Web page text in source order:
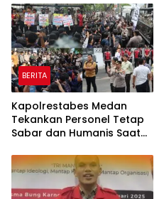
Pesisir di Tiga Kelurahan
BERITA
Kapolrestabes Medan
Tekankan Personel Tetap
Sabar dan Humanis Saat